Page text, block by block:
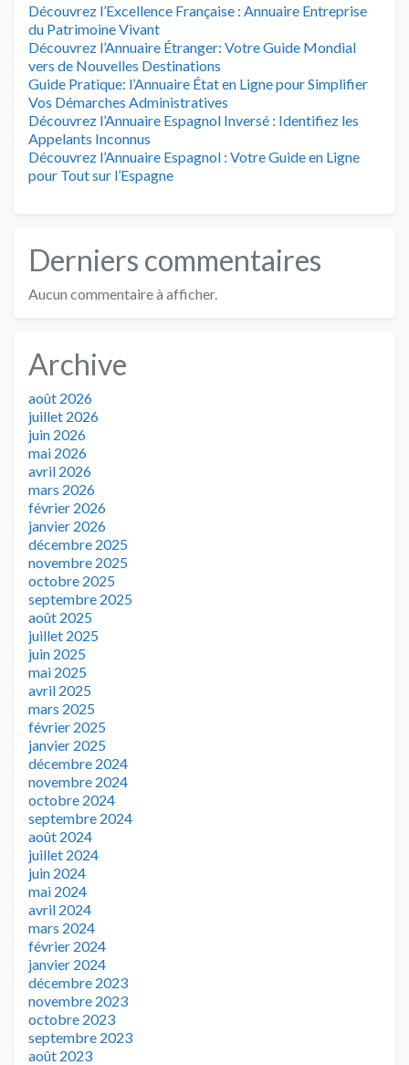
Découvrez l’Excellence Française : Annuaire Entreprise
du Patrimoine Vivant
Découvrez l’Annuaire Étranger: Votre Guide Mondial
vers de Nouvelles Destinations
Guide Pratique: l’Annuaire État en Ligne pour Simplifier
Vos Démarches Administratives
Découvrez l’Annuaire Espagnol Inversé : Identifiez les
Appelants Inconnus
Découvrez l’Annuaire Espagnol : Votre Guide en Ligne
pour Tout sur l’Espagne
Derniers commentaires
Aucun commentaire à afficher.
Archive
août 2026
juillet 2026
juin 2026
mai 2026
avril 2026
mars 2026
février 2026
janvier 2026
décembre 2025
novembre 2025
octobre 2025
septembre 2025
août 2025
juillet 2025
juin 2025
mai 2025
avril 2025
mars 2025
février 2025
janvier 2025
décembre 2024
novembre 2024
octobre 2024
septembre 2024
août 2024
juillet 2024
juin 2024
mai 2024
avril 2024
mars 2024
février 2024
janvier 2024
décembre 2023
novembre 2023
octobre 2023
septembre 2023
août 2023